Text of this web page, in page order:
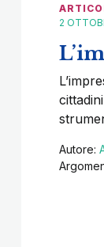
2
Autore: